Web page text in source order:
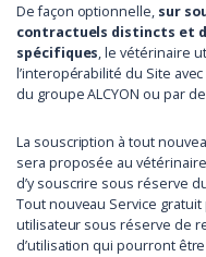
De façon optionnelle, sur
contractuels distincts et
spécifiques, le vétérinaire
l’interopérabilité du Site
du groupe ALCYON ou par
La souscription à tout
sera proposée au
d’y souscrire sous réserve
Tout nouveau Service
utilisateur sous réserve de
d’utilisation qui pourront